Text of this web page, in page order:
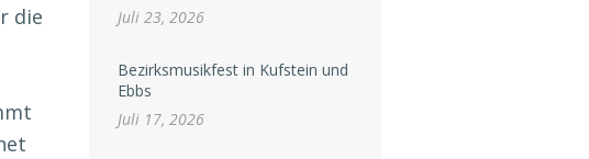
die
Juli 23, 2026
Bezirksmusikfest in Kufstein und
Ebbs
Juli 17, 2026